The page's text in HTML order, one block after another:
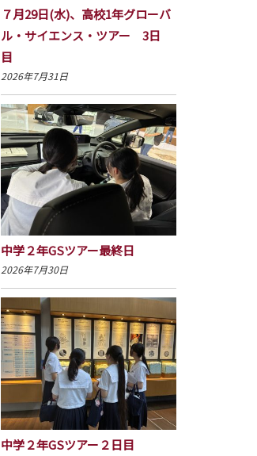
７月29日(水)、高校1年グローバ
ル・サイエンス・ツアー 3日
目
2026年7月31日
中学２年GSツアー最終日
2026年7月30日
中学２年GSツアー２日目